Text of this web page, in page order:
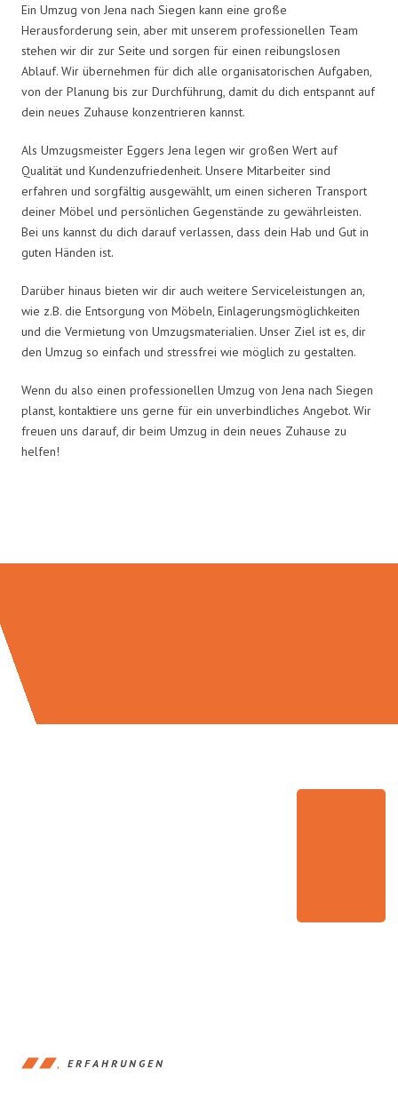
Ein Umzug von Jena nach Siegen kann eine große
Herausforderung sein, aber mit unserem professionellen Team
stehen wir dir zur Seite und sorgen für einen reibungslosen
Ablauf. Wir übernehmen für dich alle organisatorischen Aufgaben,
von der Planung bis zur Durchführung, damit du dich entspannt auf
dein neues Zuhause konzentrieren kannst.
Als Umzugsmeister Eggers Jena legen wir großen Wert auf
Qualität und Kundenzufriedenheit. Unsere Mitarbeiter sind
erfahren und sorgfältig ausgewählt, um einen sicheren Transport
deiner Möbel und persönlichen Gegenstände zu gewährleisten.
Bei uns kannst du dich darauf verlassen, dass dein Hab und Gut in
guten Händen ist.
Darüber hinaus bieten wir dir auch weitere Serviceleistungen an,
wie z.B. die Entsorgung von Möbeln, Einlagerungsmöglichkeiten
und die Vermietung von Umzugsmaterialien. Unser Ziel ist es, dir
den Umzug so einfach und stressfrei wie möglich zu gestalten.
Wenn du also einen professionellen Umzug von Jena nach Siegen
planst, kontaktiere uns gerne für ein unverbindliches Angebot. Wir
freuen uns darauf, dir beim Umzug in dein neues Zuhause zu
helfen!
ERFAHRUNGEN